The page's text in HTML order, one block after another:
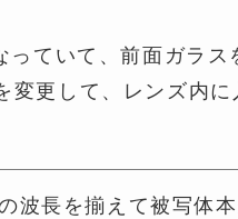
ていて、前面ガラ
変更して、レンズ内に
波長を揃えて被写体